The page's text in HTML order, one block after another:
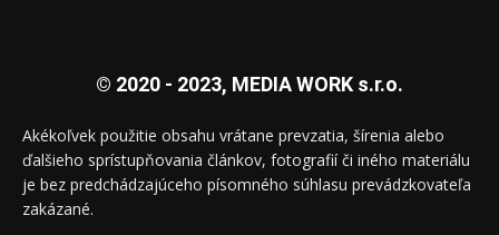
© 2020 - 2023, MEDIA WORK s.r.o.
Akékoľvek použitie obsahu vrátane prevzatia, šírenia alebo
ďalšieho sprístupňovania článkov, fotografií či iného materiálu
je bez predchádzajúceho písomného súhlasu prevádzkovateľa
zakázané.